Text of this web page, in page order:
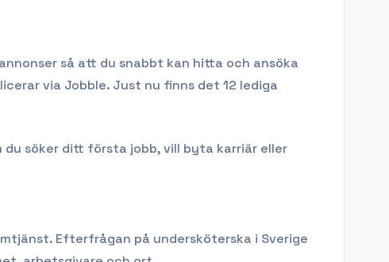
så att du snabbt kan hitta och ansöka
via Jobble. Just nu finns det 12 lediga
du söker ditt första jobb, vill byta karriär eller
Efterfrågan på undersköterska i Sverige